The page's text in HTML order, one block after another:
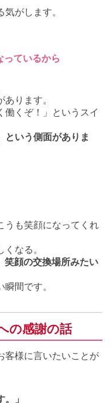
がします。
っているから
あります。
働くぞ！」というスイ
という側面がありま
うも笑顔になってくれ
なる。
笑顔の交換場所みたい
間です。
の感謝の話
客様に言いたいことが
」